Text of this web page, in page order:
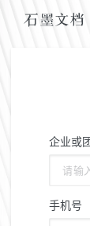
企业或
手机号